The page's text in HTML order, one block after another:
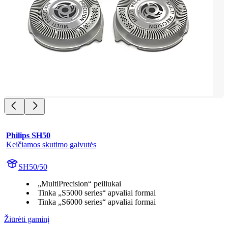
Philips SH50
Keičiamos skutimo galvutės
SH50/50
„MultiPrecision“ peiliukai
Tinka „S5000 series“ apvaliai formai
Tinka „S6000 series“ apvaliai formai
Žiūrėti gaminį